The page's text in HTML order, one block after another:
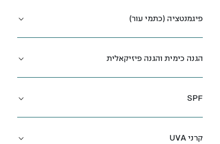
פיגמנטציה (כתמי עור)
הגנה כימית והגנה פיזיקאלית
SPF
קרני UVA